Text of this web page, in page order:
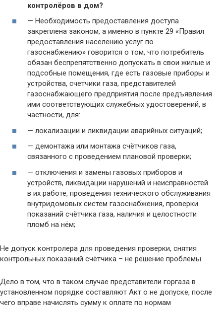
контролёров в дом?
— Необходимость предоставления доступа
закреплена законом, а именно в пункте 29 «Правил
предоставления населению услуг по
газоснабжению» говорится о том, что потребитель
обязан беспрепятственно допускать в свои жилые и
подсобные помещения, где есть газовые приборы и
устройства, счетчики газа, представителей
газоснабжающего предприятия после предъявления
ими соответствующих служебных удостоверений, в
частности, для:
— локализации и ликвидации аварийных ситуаций;
— демонтажа или монтажа счётчиков газа,
связанного с проведением плановой проверки;
— отключения и замены газовых приборов и
устройств, ликвидации нарушений и неисправностей
в их работе, проведения технического обслуживания
внутридомовых систем газоснабжения, проверки
показаний счётчика газа, наличия и целостности
пломб на нём;
Не допуск контролера для проведения проверки, снятия
контрольных показаний счётчика – не решение проблемы.
Дело в том, что в таком случае представители горгаза в
установленном порядке составляют Акт о не допуске, после
чего вправе начислять сумму к оплате по нормам